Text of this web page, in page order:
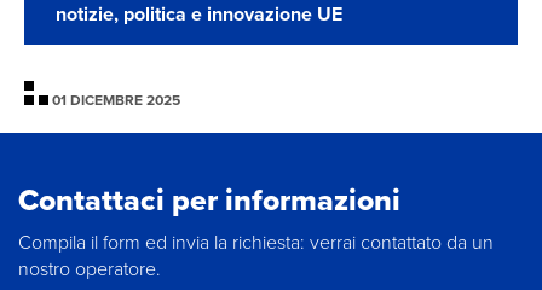
notizie, politica e innovazione UE
01 DICEMBRE 2025
Contattaci per informazioni
Compila il form ed invia la richiesta: verrai contattato da un
nostro operatore.